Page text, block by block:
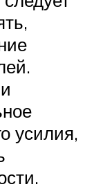
усилия,